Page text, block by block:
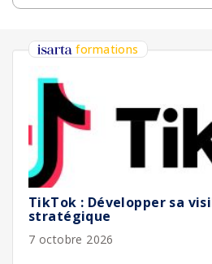
formations
TikTok : Développer sa
stratégique
7 octobre 2026